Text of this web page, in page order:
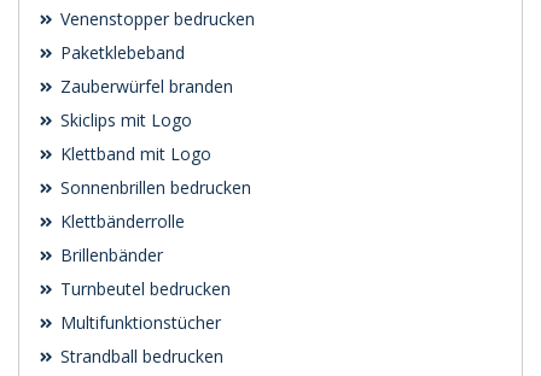
Venenstopper bedrucken
Paketklebeband
Zauberwürfel branden
Skiclips mit Logo
Klettband mit Logo
Sonnenbrillen bedrucken
Klettbänderrolle
Brillenbänder
Turnbeutel bedrucken
Multifunktionstücher
Strandball bedrucken